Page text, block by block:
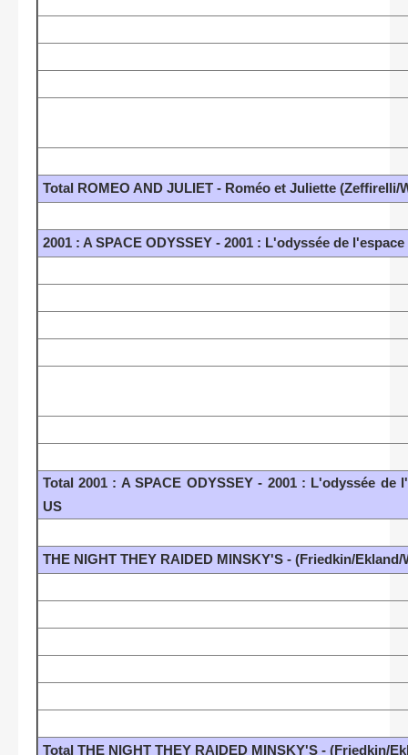
Total ROMEO AND JULIET - Roméo et Juliette (Zeffirelli/
2001 : A SPACE ODYSSEY - 2001 : L'odyssée de
Total 2001 : A SPACE ODYSSEY - 2001 : L'odyssée
US
THE NIGHT THEY RAIDED MINSKY'S - (Friedkin/Ekland/
Total THE NIGHT THEY RAIDED MINSKY'S - (Friedkin/